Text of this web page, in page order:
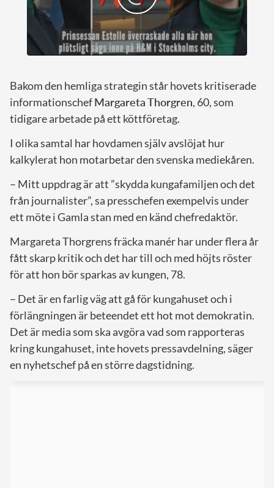
Bakom den hemliga strategin står hovets kritiserade
informationschefMargareta Thorgren, 60, som
tidigare arbetade på ett köttföretag.
I olika samtal har hovdamen själv avslöjat hur
kalkylerat hon motarbetar den svenska mediekåren.
– Mitt uppdrag är att ”skydda kungafamiljen och det
från journalister”, sa presschefen exempelvis under
ett möte i Gamla stan med en känd chefredaktör.
Margareta Thorgrens fräcka manér har under flera år
fått skarp kritik och det har till och med höjts röster
för att hon bör sparkas av kungen, 78.
– Det är en farlig väg att gå för kungahuset och i
förlängningen är beteendet ett hot mot demokratin.
Det är media som ska avgöra vad som rapporteras
kring kungahuset, inte hovets pressavdelning, säger
en nyhetschef på en större dagstidning.